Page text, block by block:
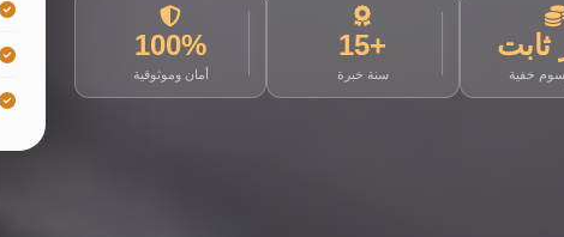
خفية
+15
سنة خبرة
100%
أمان وموثوقية